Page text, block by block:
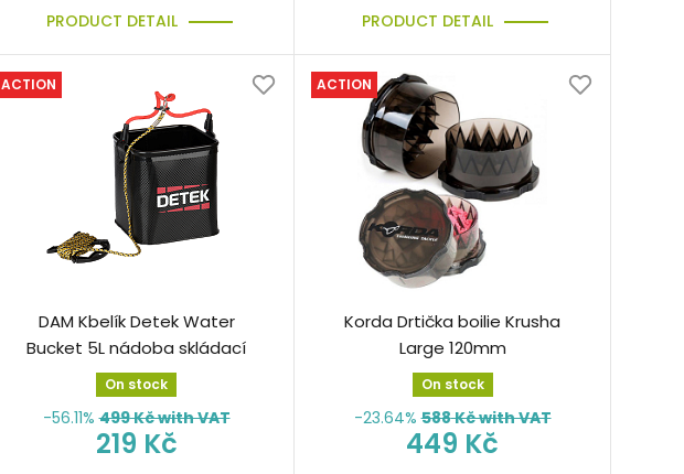
PRODUCT DETAIL PRODUCT DETAIL
ACTION
DAM Kbelík Detek Water
Bucket 5L nádoba skládací
On stock
-56.11% 499Kč with VAT
219 Kč
ACTION
Korda Drtička boilie Krusha
Large 120mm
On stock
-23.64% 588Kč with VAT
449 Kč